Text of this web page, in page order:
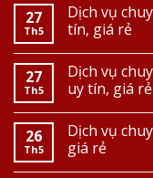
27
Th5
Dịch vụ
tín, giá rẻ
27
Th5
Dịch vụ
uy tín, giá rẻ
26
Th5
Dịch vụ
giá rẻ